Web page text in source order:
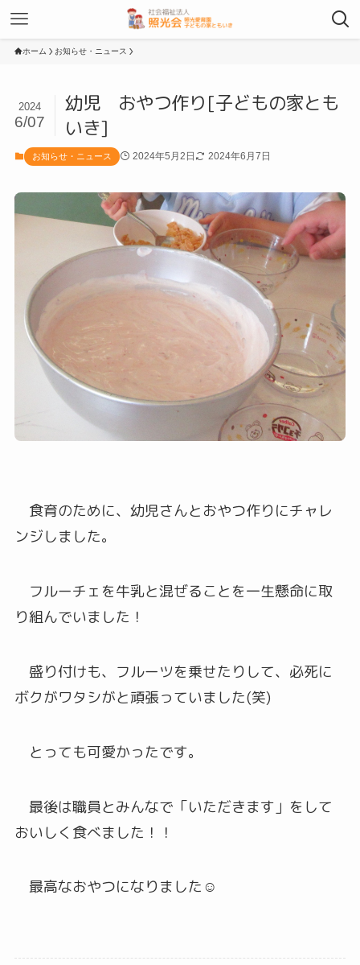
ホーム お知らせ・ニュース
幼児 おやつ作り[子どもの家とも
いき]
2024
6/07
お知らせ・ニュース 2024年5月2日 2024年6月7日
食育のために、幼児さんとおやつ作りにチャレ
ンジしました。
フルーチェを牛乳と混ぜることを一生懸命に取
り組んでいました！
盛り付けも、フルーツを乗せたりして、必死に
ボクがワタシがと頑張っていました(笑)
とっても可愛かったです。
最後は職員とみんなで「いただきます」をして
おいしく食べました！！
最高なおやつになりました☺